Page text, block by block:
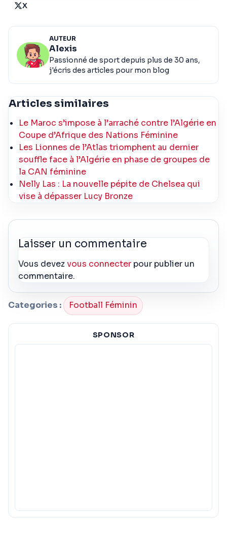
X
AUTEUR
Alexis
Passionné de sport depuis plus de 30 ans,
j'écris des articles pour mon blog
Articles similaires
Le Maroc s’impose à l’arraché contre l’Algérie en
Coupe d’Afrique des Nations Féminine
Les Lionnes de l’Atlas triomphent au dernier
souffle face à l’Algérie en phase de groupes de
la CAN féminine
Nelly Las : La nouvelle pépite de Chelsea qui
vise à dépasser Lucy Bronze
Laisser un commentaire
Vous devezvous connecter pour publier un
commentaire.
Categories : Football Féminin
SPONSOR